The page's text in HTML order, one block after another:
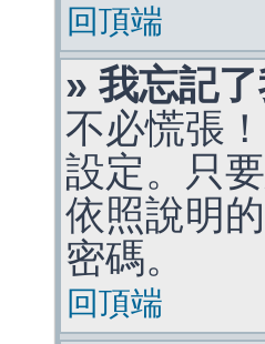
回頂端
» 我忘記了
不必慌張
設定。只
依照說明
密碼。
回頂端